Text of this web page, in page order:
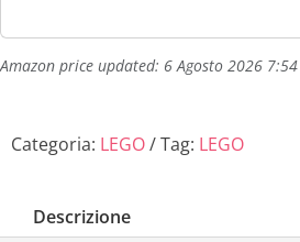
Amazon price updated: 6 Agosto 2026 7:54
Categoria: LEGO Tag: LEGO
Descrizione